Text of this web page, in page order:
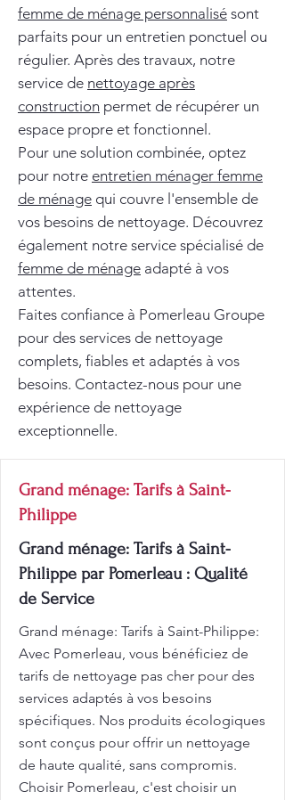
femme de ménage personnalisé sont
parfaits pour un entretien ponctuel ou
régulier. Après des travaux, notre
service de nettoyage après
construction permet de récupérer un
espace propre et fonctionnel.
Pour une solution combinée, optez
pour notre entretien ménager femme
de ménage qui couvre l'ensemble de
vos besoins de nettoyage. Découvrez
également notre service spécialisé de
femme de ménage adapté à vos
attentes.
Faites confiance à Pomerleau Groupe
pour des services de nettoyage
complets, fiables et adaptés à vos
besoins. Contactez-nous pour une
expérience de nettoyage
exceptionnelle.
Grand ménage: Tarifs à Saint-
Philippe
Grand ménage: Tarifs à Saint-
Philippe par Pomerleau : Qualité
de Service
Grand ménage: Tarifs à Saint-Philippe:
Avec Pomerleau, vous bénéficiez de
tarifs de nettoyage pas cher pour des
services adaptés à vos besoins
spécifiques. Nos produits écologiques
sont conçus pour offrir un nettoyage
de haute qualité, sans compromis.
Choisir Pomerleau, c'est choisir un